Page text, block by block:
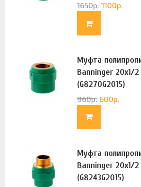
1650р. 1100р.
Муфта
Banninger 20х1/
(G8270G2015)
960р. 600р.
Муфта
Banninger 20х1/
(G8243G2015)